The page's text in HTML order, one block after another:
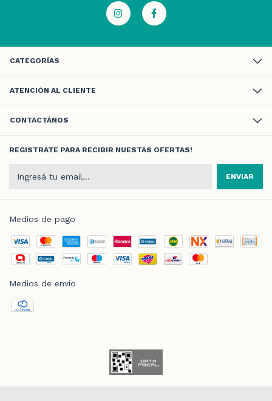
CATEGORÍAS
ATENCIÓN AL CLIENTE
CONTACTÁNOS
REGISTRATE PARA RECIBIR NUESTAS OFERTAS!
Medios de pago
Medios de envío